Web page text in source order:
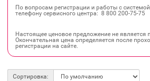
По вопросам регистрации и работы с
телефону сервисного центра: 8 800 200‐75‐75
Настоящее ценовое предложение не является
Окончательная цена определяется после
регистрации на сайте.
Сортировка: